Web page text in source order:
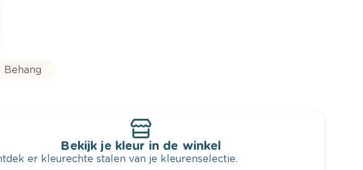
Behang
Bekijk je kleur in de winkel
er kleurechte stalen van je kleurenselectie.